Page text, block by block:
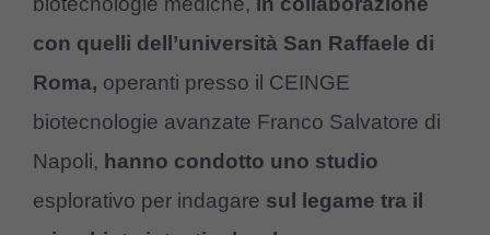
con quelli dell’università San Raffaele di
Roma, operanti presso il CEINGE
biotecnologie avanzate Franco Salvatore di
Napoli, hanno condotto uno studio
esplorativo per indagare sul legame tra il